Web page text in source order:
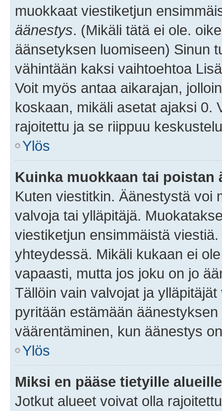
muokkaat viestiketjun
äänestys. (Mikäli tätä ei ole.
äänsetyksen luomiseen) Sinun
vähintään kaksi vaihtoehtoa
Voit myös antaa aikarajan,
koskaan, mikäli asetat ajaksi 0.
rajoitettu ja se riippuu
Ylös
Kuinka muokkaan tai poistan
Kuten viestitkin. Äänestystä voi
valvoja tai ylläpitäjä.
viestiketjun ensimmäistä
yhteydessä. Mikäli kukaan ei
vapaasti, mutta jos joku on jo
Tällöin vain valvojat ja
pyritään estämään
väärentäminen, kun äänestys
Ylös
Miksi en pääse tietyille
Jotkut alueet voivat olla